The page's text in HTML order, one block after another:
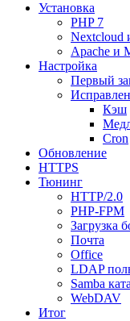
Установка
PHP 7
Nextcloud
Apache и
Настройка
Первый
Кэш
Cron
Обновление
HTTPS
Тюнинг
HTTP/2.0
PHP-FPM
Загрузка
Почта
Office
LDAP
Samba
WebDAV
Итог